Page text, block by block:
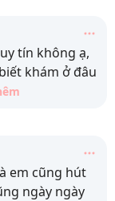
tín không ạ,
khám ở đâu
em cũng hút
ngày ngày